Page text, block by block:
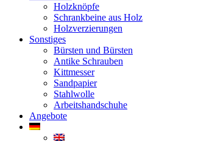
Holzknöpfe
Schrankbeine aus Holz
Holzverzierungen
Sonstiges
Bürsten und Bürsten
Antike Schrauben
Kittmesser
Sandpapier
Stahlwolle
Arbeitshandschuhe
Angebote